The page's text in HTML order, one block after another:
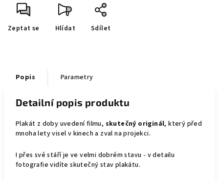
Zeptat se Hlídat Sdílet
Popis Parametry
Detailní popis produktu
Plakát z doby uvedení filmu, skutečný originál, který před
mnoha lety visel v kinech a zval na projekci.
I přes své stáří je ve velmi dobrém stavu - v detailu
fotografie vidíte skutečný stav plakátu.